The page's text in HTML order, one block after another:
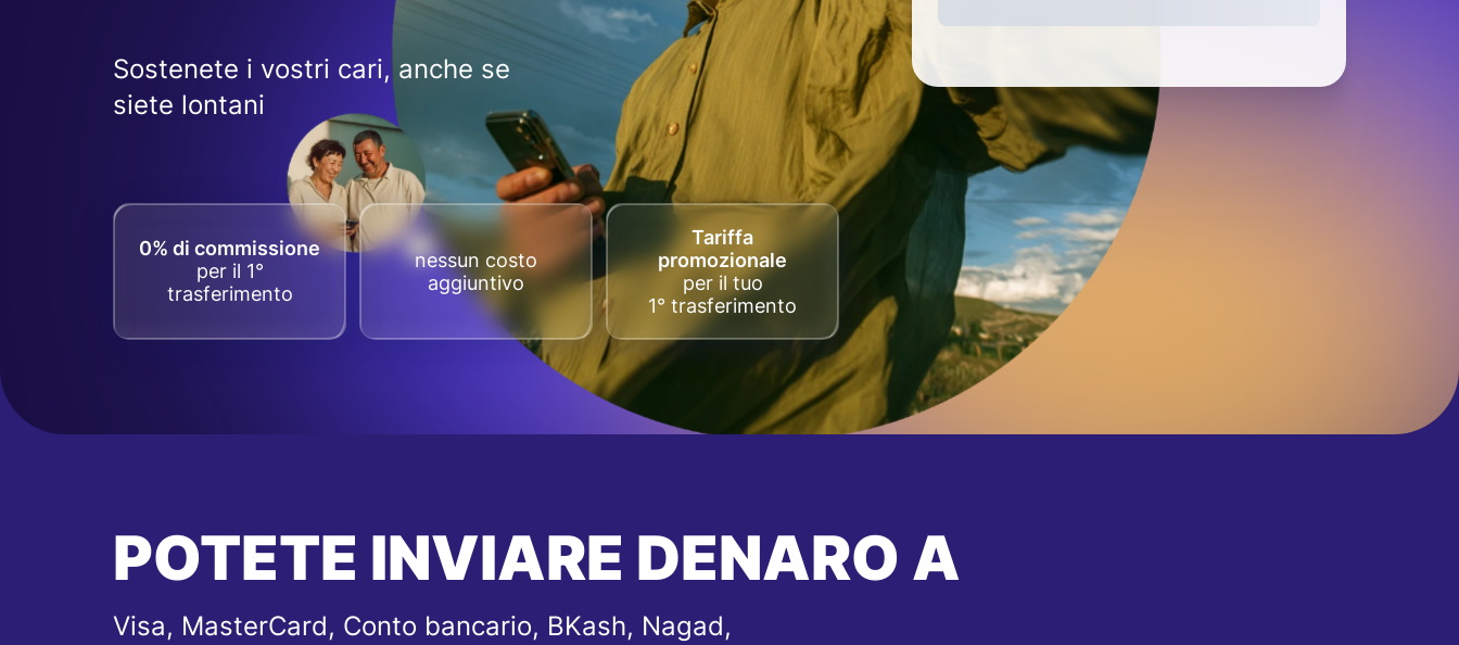
Sostenete i vostri cari, anche se
siete lontani
0% di commissione
per il 1°
trasferimento
nessun costo
aggiuntivo
Tariffa
promozionale
per il tuo
1° trasferimento
POTETE INVIARE DENARO A
Visa, MasterCard, Conto bancario, BKash, Nagad,